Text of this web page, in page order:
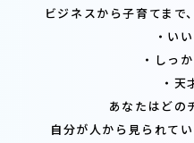
ビジネスから子育てまで
・い
・しっ
・天
あなたはどの
自分が人から見られて